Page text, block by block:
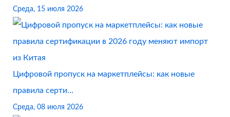
Среда, 15 июля 2026
Цифровой пропуск на маркетплейсы: как новые
правила серти...
Среда, 08 июля 2026